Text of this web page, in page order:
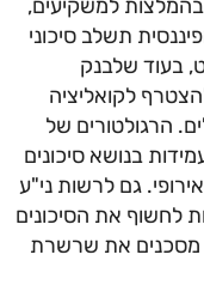
למשקיעים,
תשלב סיכוני
שלבנק
לקואליציה
של
בנושא סיכונים
גם לרשות ני"ע
את הסיכונים
את שרשרת